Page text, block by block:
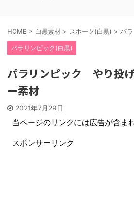
HOME > 白黒素材 > スポーツ(白黒) > パ
パラリンピック(白黒)
パラリンピック やり投
ー素材
2021年7月29日
当ページのリンクには広告が含ま
スポンサーリンク